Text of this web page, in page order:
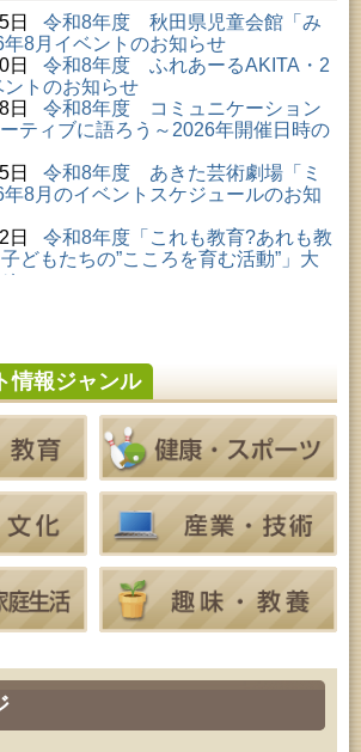
！佐竹本三十六歌仙絵とゆかりの名
日 ～ 2026年08月23日 (大館市)
ン未公開絵画展
～ 2026年09月23日 (秋田市)
雄大なる歴史を想う～武と雅～
日 ～ 2026年08月30日 (秋田市)
教育「夏休み資料展示」
日 ～ 2026年08月25日 (秋田市)
ド2026
日 ～ 2026年08月23日 (秋田市)
動推進事業「夏休みは図書館へ行こ
みたい！知りたい！学びたい！をお
～ 2026年08月30日 (秋田市)
室開放」
ホキ美術館名品展」
日 (秋田市)
字体験教室」
(秋田市)
星大学」
日 (秋田市)
教育「夏休み子ども講座『マーブル
＆ネックレスを作ってみよう』」
(秋田市)
教育「朝のこどもとしょかんタイ
(秋田市)
はなしの会」
少年教育「おりがみの会」
(秋田市)
ォンテ文庫のおはなし会」
日 令和8年度 秋田県児童会館「み
年8月イベントのお知らせ
日 令和8年度 ふれあーるAKITA・2
トのお知らせ
日 令和8年度 コミュニケーション
ティブに語ろう～2026年開催日時の
日 令和8年度 あきた芸術劇場「ミ
年8月のイベントスケジュールのお知
日 令和8年度「これも教育?あれも教
どもたちの”こころを育む活動”」大
日
教室」募集のお知らせ
7月イベントのお知らせ
日令和8年度 あきた芸術劇場「ミ
7月のイベントスケジュールのお知
日令和8年度 株式会社パソナ「キ
タント相談」のお知らせ
日令和8年度 株式会社パソナ「キ
キリング支援センター」紹介のお知
情報ジャンル